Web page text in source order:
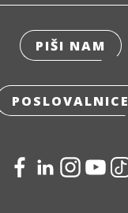
PIŠI NAM
POSLOVALNICE